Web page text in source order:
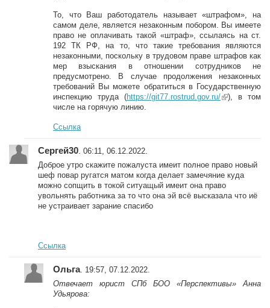
То, что Ваш работодатель называет «штрафом», на
самом деле, является незаконным побором. Вы имеете
право не оплачивать такой «штраф», ссылаясь на ст.
192 ТК РФ, на то, что такие требования являются
незаконными, поскольку в трудовом праве штрафов как
мер взыскания в отношении сотрудников не
предусмотрено. В случае продолжения незаконных
требований Вы можете обратиться в Государственную
инспекцию труда (https://git77.rostrud.gov.ru/(link is
), в том
числе на горячую линию.
Ссылка
Сергей30 . 06:11, 06.12.2022.
Доброе утро скажите пожалуста имеит полное право новый
шеф повар ругатся матом когда делает замечяние куда
можно сопщить в токой ситуащый имеит она право
увольнять работника за то что она эй всё высказала что иё
не устраивает зарание спасибо
Ссылка
Ольга. 19:57, 07.12.2022.
Отвечает юрист СПб БОО «Перспективы» Анна
Удьярова: